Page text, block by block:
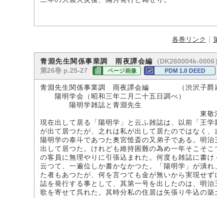
各巻リンク
青淵先生関係事業調 雨夜譚会編
（DK260004k-0006
第26巻 p.25-27
ページ画像 PDM 1.0 DEED
青淵先生関係事業調 雨夜譚会編 （渋沢子爵
陽明学会（昭和三年二月二十五日調べ）
陽明学雑誌と青淵先生
東敬治氏
現在出して居る「陽明学」と云ふ雑誌は、以前「王
が出て居つたが、之れは私が出して居たのではなく
陽明学の泰斗であつた奥宮慥斎の又弟子である。明
出して居つた。けれども維持困難の為め一年そこそ
の客員に無理やりに引張込まれた。何度も雑誌に書
云つて、一遍位しか書かなかつた。「陽明学」が潰
た者もあつたが、何を言つても金が無いから実現せ
誌を発行する事として、其第一号を出したのは、明
歌を寄せて呉れた。其時分私の住居は矢張り牛込の